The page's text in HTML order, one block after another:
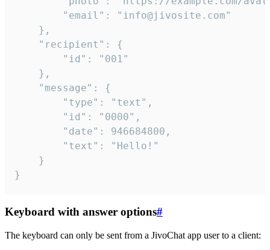
}
Keyboard with answer options#
The keyboard can only be sent from a JivoChat app user to a client: